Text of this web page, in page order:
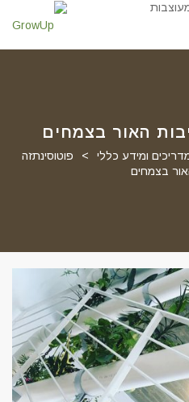
האור בצמחים
ומידע כללי >
פוטוסינתזה
בצמחים